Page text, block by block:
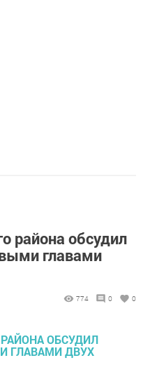
района обсудил
главами
774 0 0